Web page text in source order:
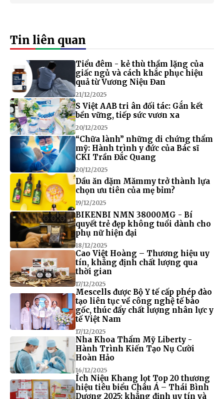
Tin liên quan
Tiểu đêm - kẻ thù thầm lặng của
giấc ngủ và cách khắc phục hiệu
quả từ Vương Niệu Đan
21/12/2025
S Việt AAB tri ân đối tác: Gắn kết
bền vững, tiếp sức vươn xa
20/12/2025
“Chữa lành” những di chứng thẩm
mỹ: Hành trình y đức của Bác sĩ
CKI Trần Đắc Quang
20/12/2025
Dầu ăn dặm Mămmy trở thành lựa
chọn ưu tiên của mẹ bỉm?
19/12/2025
BIKENBI NMN 38000MG - Bí
quyết trẻ đẹp không tuổi dành cho
phụ nữ hiện đại
18/12/2025
Cao Việt Hoàng – Thương hiệu uy
tín, khẳng định chất lượng qua
thời gian
17/12/2025
Mescells được Bộ Y tế cấp phép đào
tạo liên tục về công nghệ tế bào
gốc, thúc đẩy chất lượng nhân lực y
tế Việt Nam
17/12/2025
Nha Khoa Thẩm Mỹ Liberty -
Hành Trình Kiến Tạo Nụ Cười
Hoàn Hảo
16/12/2025
Ích Niệu Khang lọt Top 20 thương
hiệu tiêu biểu Châu Á – Thái Bình
Dương 2025: khẳng định uy tín và